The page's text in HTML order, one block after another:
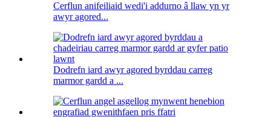
Cerflun anifeiliaid wedi'i addurno â llaw yn yr
awyr agored...
Dodrefn iard awyr agored byrddau carreg
marmor gardd a ...